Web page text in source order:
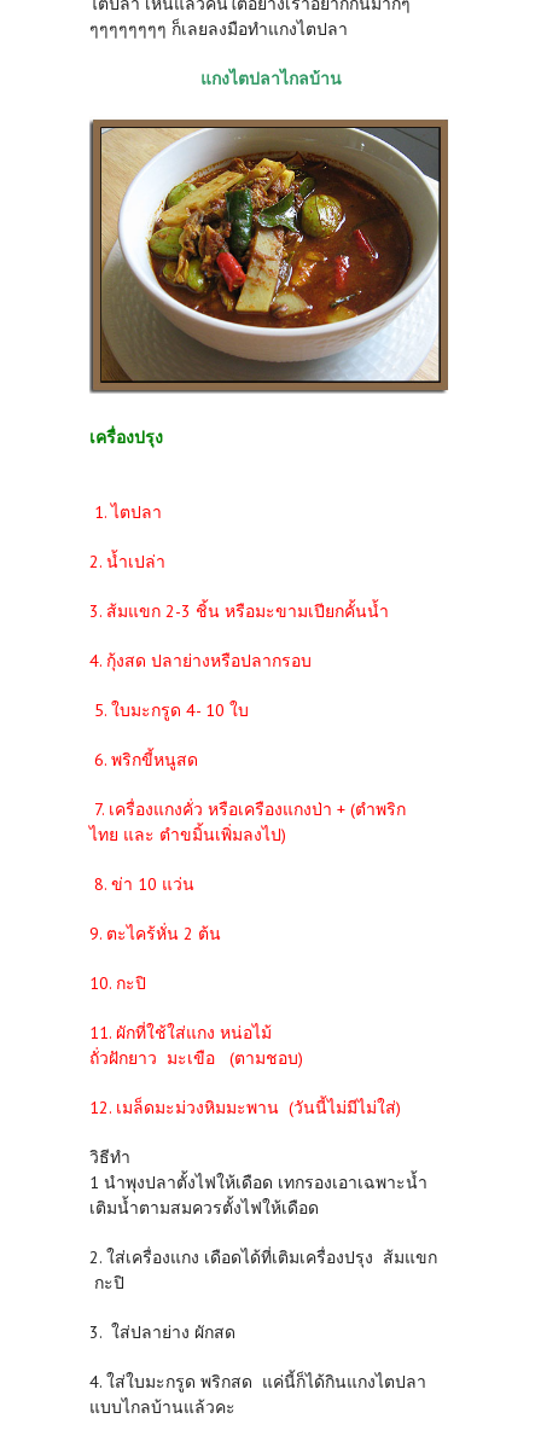
ๆๆๆๆๆๆๆๆ ก็เลยลงมือทำแกงไตปลา
แกงไตปลาไกลบ้าน
เครื่องปรุง
1. ไตปลา
2. น้ำเปล่า
3. ส้มแขก 2-3 ชิ้น หรือมะขามเปียกคั้นน้ำ
4. กุ้งสด ปลาย่างหรือปลากรอบ
5. ใบมะกรูด 4- 10 ใบ
6. พริกขี้หนูสด
7. เครื่องแกงคั่ว หรือเครืองแกงป่า + (ตำพริก
ไทย และ ตำขมิ้นเพิ่มลงไป)
8. ข่า 10 แว่น
9. ตะไคร้หั่น 2 ต้น
10. กะปิ
11. ผักที่ใช้ใส่แกง หน่อไม้
ถั่วฝักยาว มะเขือ (ตามชอบ)
12. เมล็ดมะม่วงหิมมะพาน (วันนี้ไม่มีไม่ใส่)
วิธีทำ
1 นำพุงปลาตั้งไฟให้เดือด เทกรองเอาเฉพาะน้ำ
เติมน้ำตามสมควรตั้งไฟให้เดือด
2. ใส่เครื่องแกง เดือดได้ที่เติมเครื่องปรุง ส้มแขก
กะปิ
3. ใส่ปลาย่าง ผักสด
4. ใส่ใบมะกรูด พริกสด แค่นี้ก็ได้กินแกงไตปลา
แบบไกลบ้านแล้วคะ